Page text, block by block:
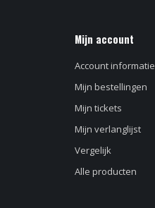
Mijn account
Account informatie
Mijn bestellingen
Mijn tickets
Mijn verlanglijst
Vergelijk
Alle producten